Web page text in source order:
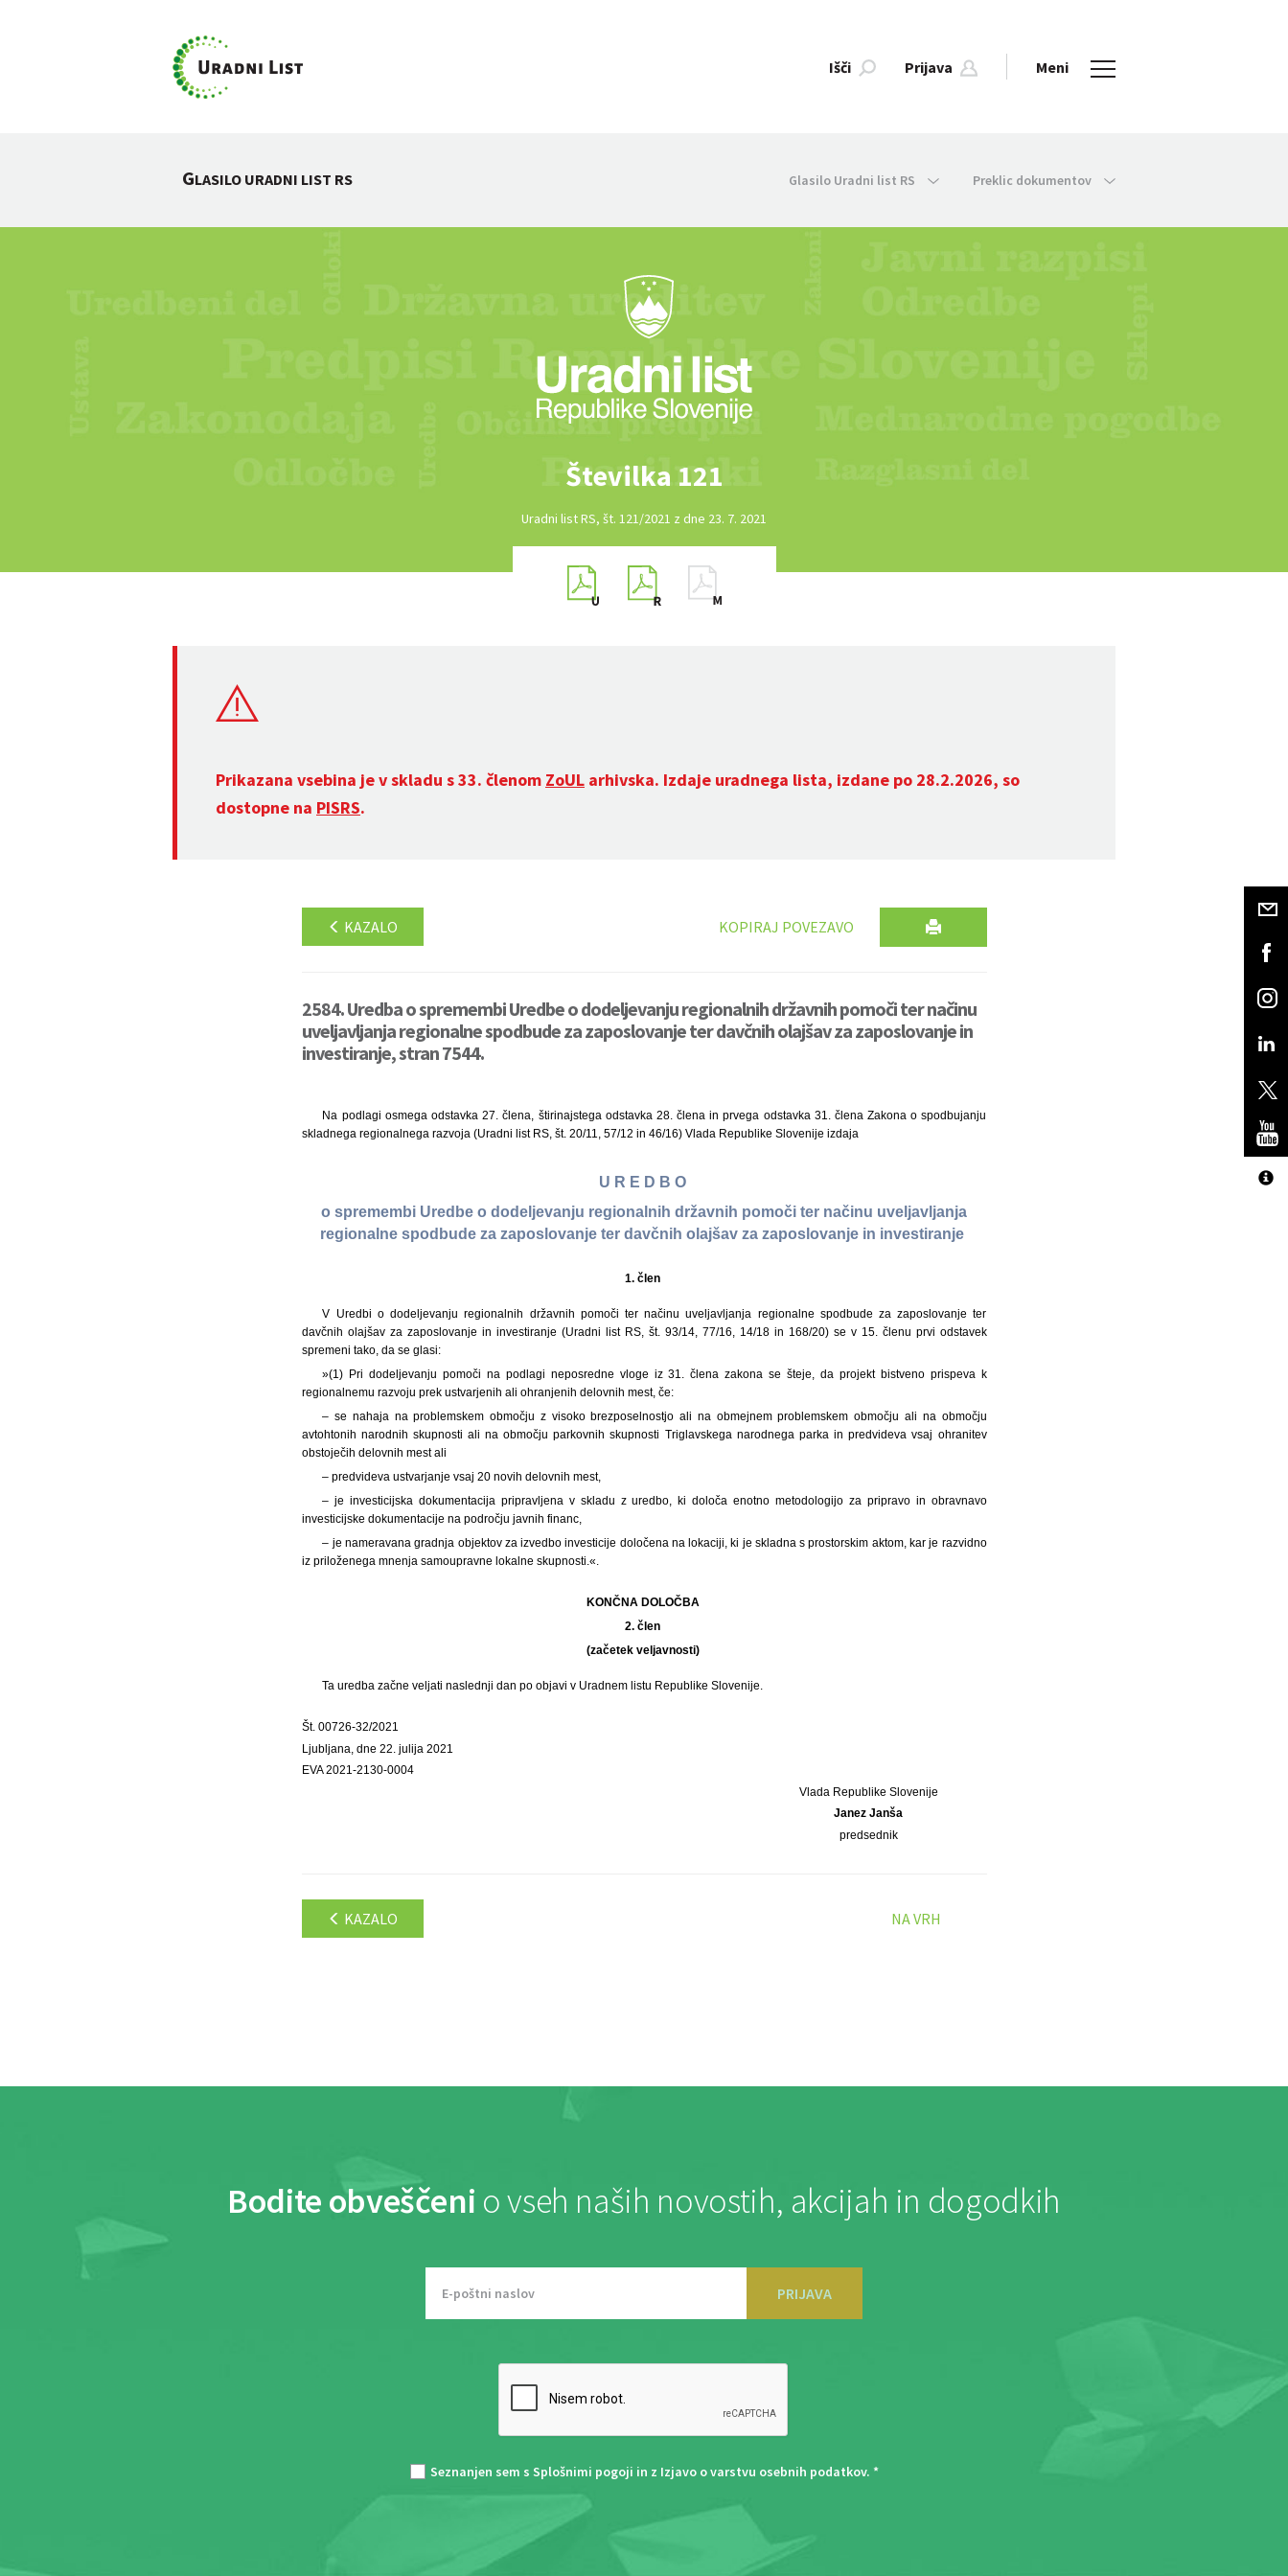
Išči Prijava Meni
GLASILO URADNI LIST RS Glasilo Uradni list RS Preklic dokumentov
Številka 121
Uradni list RS, št. 121/2021 z dne 23. 7. 2021
Prikazana vsebina je v skladu s 33. členom ZoUL arhivska. Izdaje uradnega lista, izdane po 28.2.2026, so
dostopne na PISRS.
KAZALO KOPIRAJ POVEZAVO
2584. Uredba o spremembi Uredbe o dodeljevanju regionalnih državnih pomoči ter načinu
uveljavljanja regionalne spodbude za zaposlovanje ter davčnih olajšav za zaposlovanje in
investiranje, stran 7544.
Na podlagi osmega odstavka 27. člena, štirinajstega odstavka 28. člena in prvega odstavka 31. člena Zakona o spodbujanju
skladnega regionalnega razvoja (Uradni list RS, št. 20/11, 57/12 in 46/16) Vlada Republike Slovenije izdaja
U R E D B O
o spremembi Uredbe o dodeljevanju regionalnih državnih pomoči ter načinu uveljavljanja
regionalne spodbude za zaposlovanje ter davčnih olajšav za zaposlovanje in investiranje
1. člen
V Uredbi o dodeljevanju regionalnih državnih pomoči ter načinu uveljavljanja regionalne spodbude za zaposlovanje ter
davčnih olajšav za zaposlovanje in investiranje (Uradni list RS, št. 93/14, 77/16, 14/18 in 168/20) se v 15. členu prvi odstavek
spremeni tako, da se glasi:
»(1) Pri dodeljevanju pomoči na podlagi neposredne vloge iz 31. člena zakona se šteje, da projekt bistveno prispeva k
regionalnemu razvoju prek ustvarjenih ali ohranjenih delovnih mest, če:
– se nahaja na problemskem območju z visoko brezposelnostjo ali na obmejnem problemskem območju ali na območju
avtohtonih narodnih skupnosti ali na območju parkovnih skupnosti Triglavskega narodnega parka in predvideva vsaj ohranitev
obstoječih delovnih mest ali
– predvideva ustvarjanje vsaj 20 novih delovnih mest,
– je investicijska dokumentacija pripravljena v skladu z uredbo, ki določa enotno metodologijo za pripravo in obravnavo
investicijske dokumentacije na področju javnih financ,
– je nameravana gradnja objektov za izvedbo investicije določena na lokaciji, ki je skladna s prostorskim aktom, kar je razvidno
iz priloženega mnenja samoupravne lokalne skupnosti.«.
KONČNA DOLOČBA
2. člen
(začetek veljavnosti)
Ta uredba začne veljati naslednji dan po objavi v Uradnem listu Republike Slovenije.
Št. 00726-32/2021
Ljubljana, dne 22. julija 2021
EVA 2021-2130-0004
Vlada Republike Slovenije
Janez Janša
predsednik
KAZALO NA VRH
Bodite obveščeni o vseh naših novostih, akcijah in dogodkih
PRIJAVA
Seznanjen sem s Splošnimi pogoji in z Izjavo o varstvu osebnih podatkov. *